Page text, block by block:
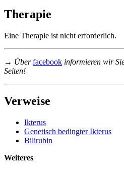
Therapie
Eine Therapie ist nicht erforderlich.
→ Überfacebook informieren wir
Seiten!
Verweise
Ikterus
Genetisch bedingter Ikterus
Bilirubin
Weiteres